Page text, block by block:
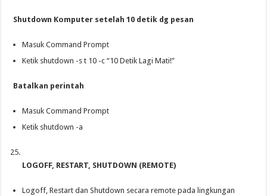
Shutdown Komputer setelah 10 detik dg pesan
Masuk Command Prompt
Ketik shutdown -s t 10 -c “10 Detik Lagi Mati!”
Batalkan perintah
Masuk Command Prompt
Ketik shutdown -a
LOGOFF, RESTART, SHUTDOWN (REMOTE)
Logoff, Restart dan Shutdown secara remote pada lingkungan